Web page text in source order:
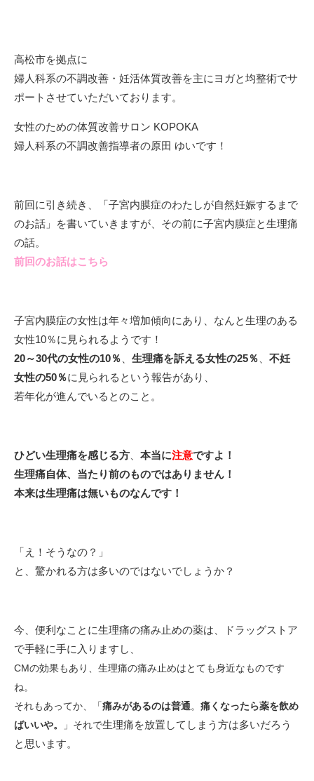
高松市を拠点に
婦人科系の不調改善・妊活体質改善を主にヨガと均整術でサ
ポートさせていただいております。
女性のための体質改善サロン KOPOKA
婦人科系の不調改善指導者の原田 ゆいです！
前回に引き続き、「子宮内膜症のわたしが自然妊娠するまで
のお話」を書いていきますが、その前に子宮内膜症と生理痛
の話。
前回のお話はこちら
子宮内膜症の女性は年々増加傾向にあり、なんと生理のある
女性10％に見られるようです！
20～30代の女性の10％
生理痛を訴える女性の25％
不妊
女性の50％に見られるという報告があり、
若年化が進んでいるとのこと。
ひどい生理痛を感じる方 本当に注意ですよ！
生理痛自体、当たり前のものではありません！
本来は生理痛は無いものなんです！
「え！そうなの？」
と、驚かれる方は多いのではないでしょうか？
今、便利なことに生理痛の痛み止めの薬は、ドラッグストア
で手軽に手に入りますし、
CMの効果もあり、生理痛の痛み止めはとても身近なものです
ね。
それもあってか、「痛みがあるのは普通。 痛くなったら薬を飲め
ばいいや。
」それで生理痛を放置してしまう方は多いだろう
と思います。